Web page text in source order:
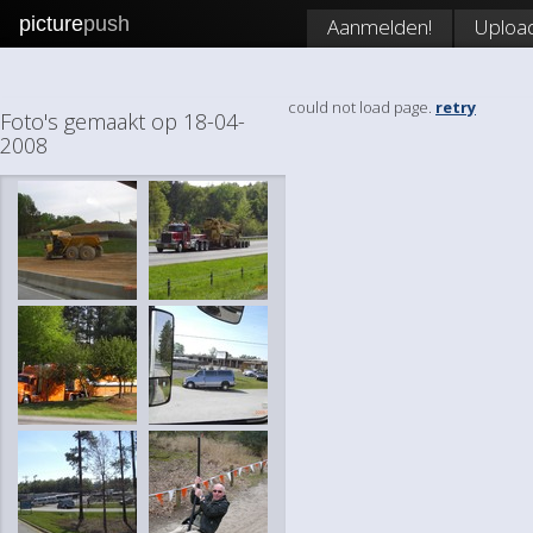
picturepush Aanmelden!
Foto's gemaakt op 18-04-
2008
could not load page. retry